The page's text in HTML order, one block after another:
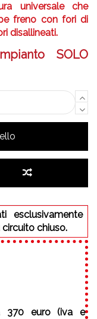
universale che
freno con fori di
disallineati.
SOLO
esclusivamente
chiuso.
370 euro (iva e